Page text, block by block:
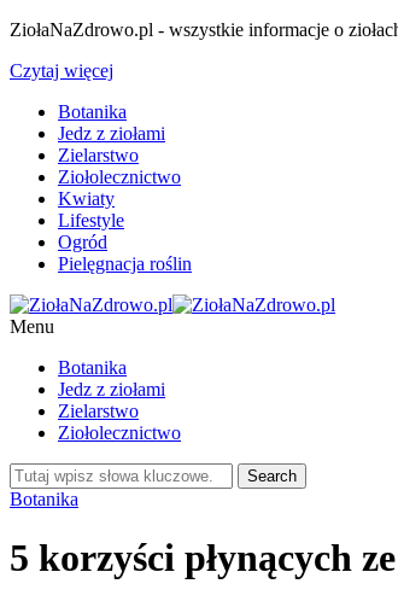
ZiołaNaZdrowo.pl - wszystkie informacje o
Czytaj więcej
Botanika
Jedz z ziołami
Zielarstwo
Ziołolecznictwo
Kwiaty
Lifestyle
Ogród
Pielęgnacja roślin
Menu
Botanika
Jedz z ziołami
Zielarstwo
Ziołolecznictwo
Botanika
5 korzyści płynących